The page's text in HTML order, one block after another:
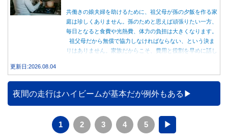
共働きの娘夫婦を助けるために、祖父母が孫の夕飯を作る家
庭は珍しくありません。孫のためと思えば頑張りたい一方、
毎日となると食費や光熱費、体力の負担は大きくなります。
祖父母だから無償で協力しなければならない、という決ま
りはありません。家族だからこそ、費用と役割を早めに話し
更新日:2026.08.04
夜間の走行はハイビームが基本だが例外もある
1 2 3 4 5 ▶